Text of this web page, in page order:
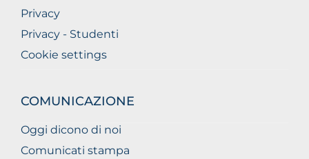
Privacy
Privacy - Studenti
Cookie settings
COMUNICAZIONE
Oggi dicono di noi
Comunicati stampa